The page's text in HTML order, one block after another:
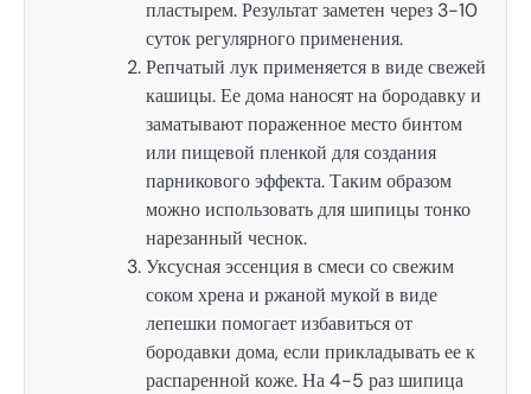
пластырем. Результат заметен через 3-10
суток регулярного применения.
Репчатый лук применяется в виде свежей
кашицы. Ее дома наносят на бородавку и
заматывают пораженное место бинтом
или пищевой пленкой для создания
парникового эффекта. Таким образом
можно использовать для шипицы тонко
нарезанный чеснок.
Уксусная эссенция в смеси со свежим
соком хрена и ржаной мукой в виде
лепешки помогает избавиться от
бородавки дома, если прикладывать ее к
распаренной коже. На 4-5 раз шипица